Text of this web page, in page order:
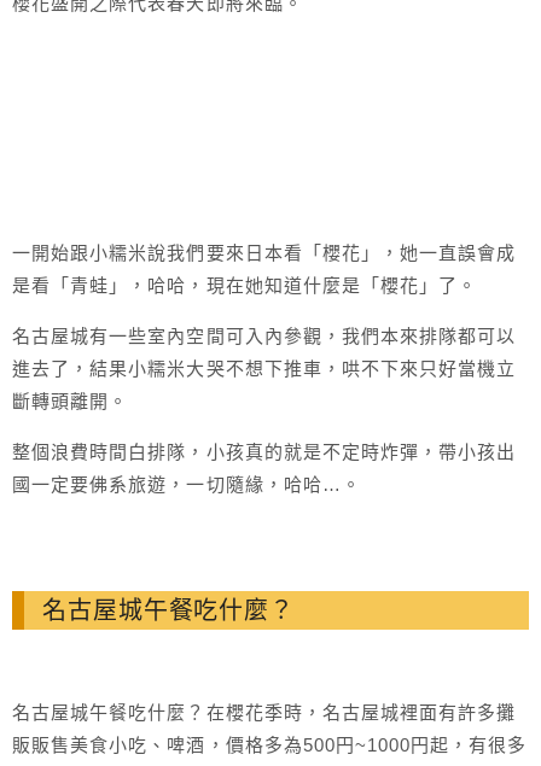
一開始跟小糯米說我們要來日本看「櫻花」，她一直誤會成
是看「青蛙」，哈哈，現在她知道什麼是「櫻花」了。
名古屋城有一些室內空間可入內參觀，我們本來排隊都可以
進去了，結果小糯米大哭不想下推車，哄不下來只好當機立
斷轉頭離開。
整個浪費時間白排隊，小孩真的就是不定時炸彈，帶小孩出
國一定要佛系旅遊，一切隨緣，哈哈…。
名古屋城午餐吃什麼？
名古屋城午餐吃什麼？在櫻花季時，名古屋城裡面有許多攤
販販售美食小吃、啤酒，價格多為500円~1000円起，有很多